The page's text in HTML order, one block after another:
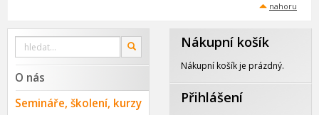
nahoru
Vyhledat
webu
OK
O nás
Semináře, školení, kurzy
Nákupní košík
Nákupní košík je prázdný.
Přihlášení